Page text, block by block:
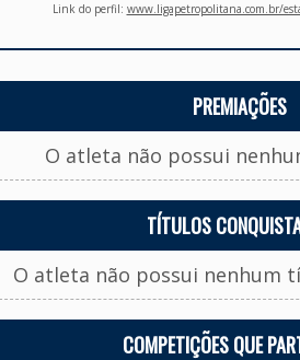
Link do perfil: www.ligapetropolitana.com.br/
PREMIAÇÕES
O atleta não possui
TÍTULOS
O atleta não possui nenhum
COMPETIÇÕES QUE